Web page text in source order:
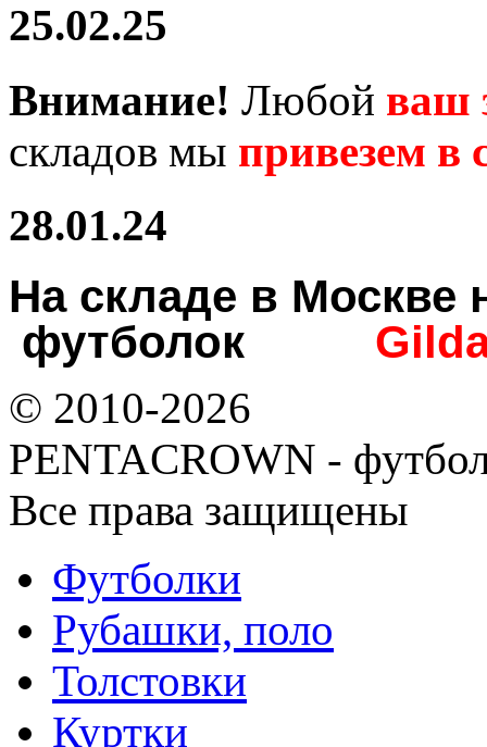
25.02.25
Внимание! Любой ваш
складов мы привезем в
28.01.24
На складе в
футболок
© 2010-2026
PENTACROWN -
Все права защищены
Футболки
Рубашки, поло
Толстовки
Куртки